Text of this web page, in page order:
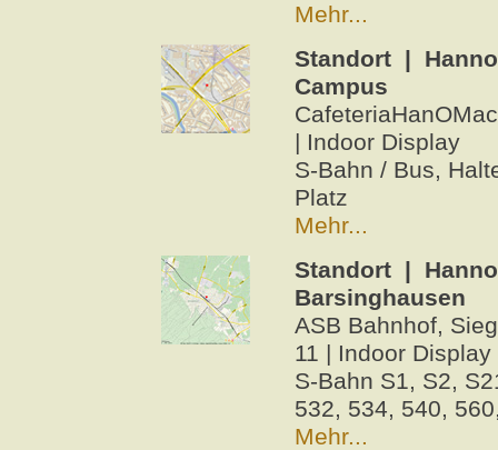
Mehr...
Standort |
Campus
| Indoor Display
S-Bahn / Bus,
Platz
Mehr...
Standort |
Barsinghausen
ASB Bahnhof,
11 | Indoor Display
S-Bahn S1, S2,
532, 534, 540,
Mehr...